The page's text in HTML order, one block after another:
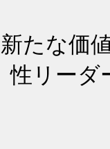
新たな価
性リーダ